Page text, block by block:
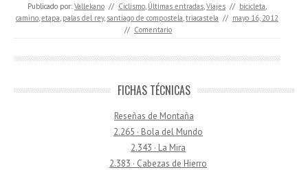
Publicado por: Vallekano // Ciclismo, Últimas entradas,Viajes // bicicleta,
camino,etapa, palas del rey, santiago de compostela,triacastela // mayo 16, 2012
// Comentario
FICHAS TÉCNICAS
Reseñas de Montaña
2.265 · Bola del Mundo
2.343 · La Mira
2.383 · Cabezas de Hierro